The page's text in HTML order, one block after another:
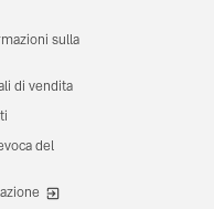
sulla
di vendita
del